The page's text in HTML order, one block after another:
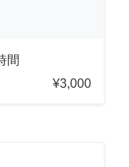
間
¥3,000